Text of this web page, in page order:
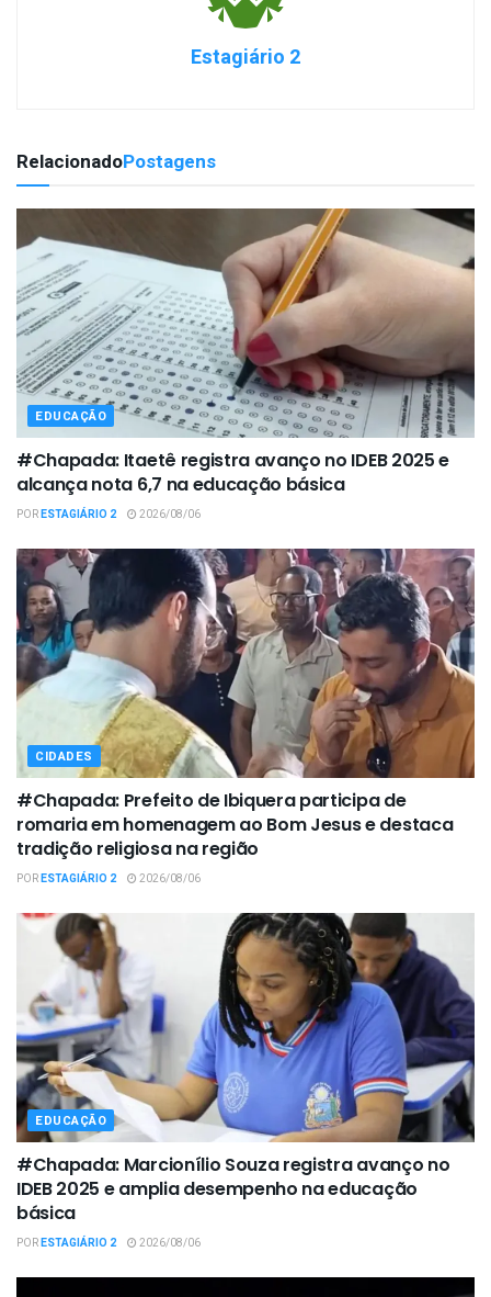
Estagiário 2
RelacionadoPostagens
EDUCAÇÃO
#Chapada: Itaetê registra avanço no IDEB 2025 e
alcança nota 6,7 na educação básica
PORESTAGIÁRIO 2 2026/08/06
CIDADES
#Chapada: Prefeito de Ibiquera participa de
romaria em homenagem ao Bom Jesus e destaca
tradição religiosa na região
PORESTAGIÁRIO 2 2026/08/06
EDUCAÇÃO
#Chapada: Marcionílio Souza registra avanço no
IDEB 2025 e amplia desempenho na educação
básica
PORESTAGIÁRIO 2 2026/08/06